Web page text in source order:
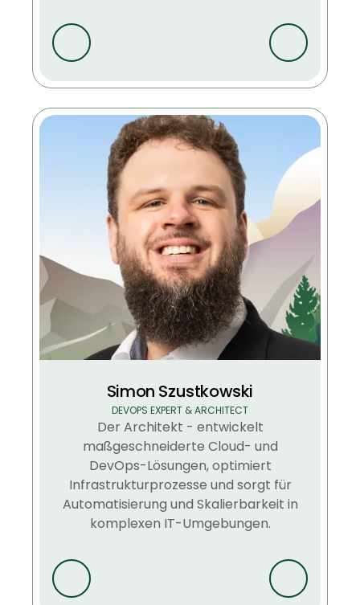
Simon Szustkowski
DEVOPS EXPERT & ARCHITECT
Der Architekt - entwickelt
maßgeschneiderte Cloud- und
DevOps-Lösungen, optimiert
Infrastrukturprozesse und sorgt für
Automatisierung und Skalierbarkeit in
komplexen IT-Umgebungen.